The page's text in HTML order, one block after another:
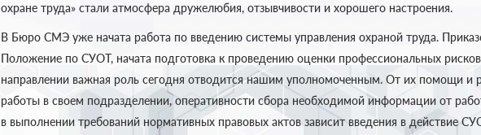
охране труда» стали атмосфера дружелюбия, отзывчивости и хорошего настроения.
В Бюро СМЭ уже начата работа по введению системы управления охраной труда.
Положение по СУОТ, начата подготовка к проведению оценки профессиональных
направлении важная роль сегодня отводится нашим уполномоченным. От их помощи и
работы в своем подразделении, оперативности сбора необходимой информации от
в выполнении требований нормативных правовых актов зависит введения в действие